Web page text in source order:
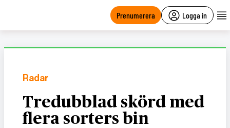
Prenumerera Logga in
Radar
Tredubblad skörd med
flera sorters bin